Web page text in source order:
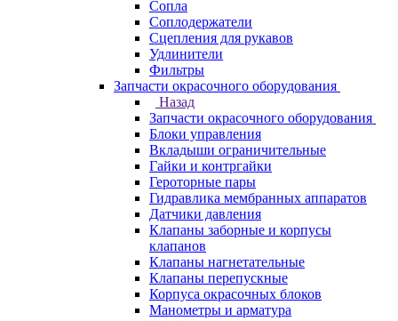
Сопла
Соплодержатели
Сцепления для рукавов
Удлинители
Фильтры
Запчасти окрасочного оборудования
Назад
Запчасти окрасочного оборудования
Блоки управления
Вкладыши ограничительные
Гайки и контргайки
Героторные пары
Гидравлика мембранных аппаратов
Датчики давления
Клапаны заборные и корпусы
клапанов
Клапаны нагнетательные
Клапаны перепускные
Корпуса окрасочных блоков
Манометры и арматура